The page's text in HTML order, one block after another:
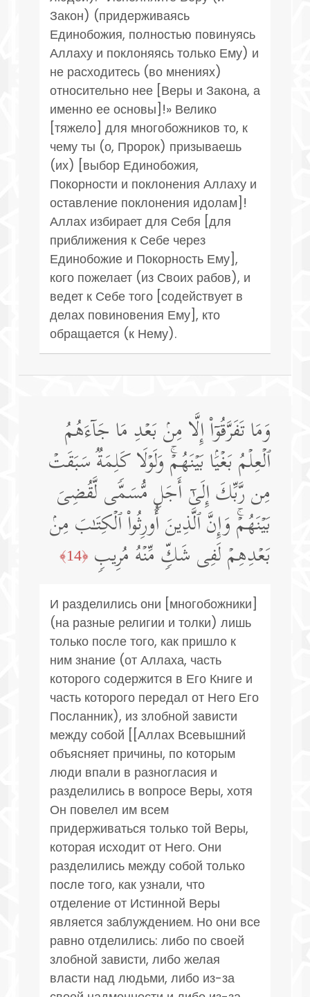
Закон) (придерживаясь
Единобожия, полностью повинуясь
Аллаху и поклоняясь только Ему) и
не расходитесь (во мнениях)
относительно нее [Веры и Закона, а
именно ее основы]!» Велико
[тяжело] для многобожников то, к
чему ты (о, Пророк) призываешь
(их) [выбор Единобожия,
Покорности и поклонения Аллаху и
оставление поклонения идолам]!
Аллах избирает для Себя [для
приближения к Себе через
Единобожие и Покорность Ему],
кого пожелает (из Своих рабов), и
ведет к Себе того [содействует в
делах повиновения Ему], кто
обращается (к Нему).
وَمَا تَفَرَّقُوۤا۟ إِلَّا مِنۢ بَعۡدِ مَا جَاۤءَهُمُ
ٱلۡعِلۡمُ بَغۡیَۢا بَیۡنَهُمۡۚ وَلَوۡلَا كَلِمَةࣱ سَبَقَتۡ
مِن رَّبِّكَ إِلَىٰۤ أَجَلࣲ مُّسَمࣰّى لَّقُضِیَ
بَیۡنَهُمۡۚ وَإِنَّ ٱلَّذِینَ أُورِثُوا۟ ٱلۡكِتَـٰبَ مِنۢ
بَعۡدِهِمۡ لَفِی شَكࣲّ مِّنۡهُ مُرِیبࣲ ﴿14﴾
И разделились они [многобожники]
(на разные религии и толки) лишь
только после того, как пришло к
ним знание (от Аллаха, часть
которого содержится в Его Книге и
часть которого передал от Него Его
Посланник), из злобной зависти
между собой [[Аллах Всевышний
объясняет причины, по которым
люди впали в разногласия и
разделились в вопросе Веры, хотя
Он повелел им всем
придерживаться только той Веры,
которая исходит от Него. Они
разделились между собой только
после того, как узнали, что
отделение от Истинной Веры
является заблуждением. Но они все
равно отделились: либо по своей
злобной зависти, либо желая
власти над людьми, либо из-за